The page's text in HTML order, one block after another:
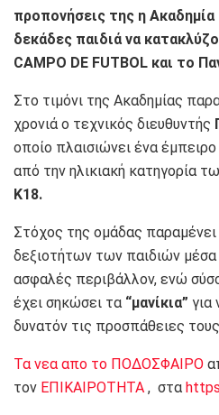
προπονήσεις της η
δεκάδες παιδιά να
CAMPO DE FUTBOL και το
Στο τιμόνι της Ακαδημίας
χρονιά ο τεχνικός διευθυντής
οποίο πλαισιώνει ένα
από την ηλικιακή κατηγορία
Κ18.
Στόχος της ομάδας
δεξιοτήτων των παιδιών μέσα
ασφαλές περιβάλλον, ενώ
έχει σηκώσει τα “μανίκια” για
δυνατόν τις προσπάθειες
Τα νεα απο το ΠΟΔΟΣΦΑΙΡΟ
τον ΕΠΙΚΑΙΡΟΤΗΤΑ , στα